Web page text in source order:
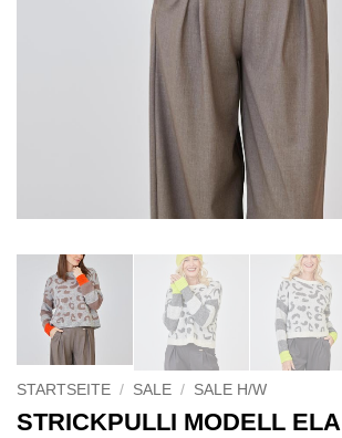
STARTSEITE / SALE / SALE H/W
STRICKPULLI MODELL ELA